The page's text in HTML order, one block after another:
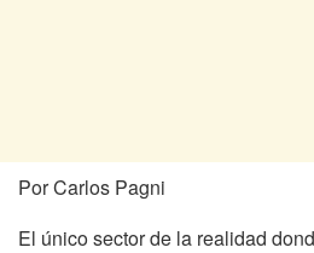
Por Carlos Pagni
El único sector de la realidad